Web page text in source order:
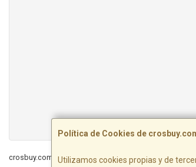
Política de Cookies de
Utilizamos cookies propias y de
crosbuy.com © 2026